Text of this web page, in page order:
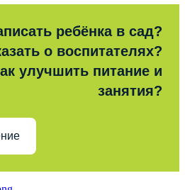
ребёнка в сад?
о воспитателях?
улучшить питание и
занятия?